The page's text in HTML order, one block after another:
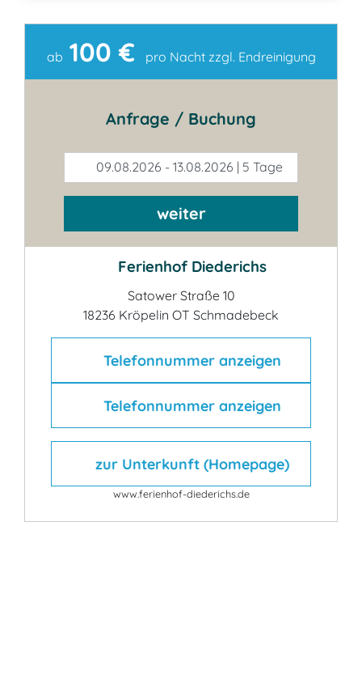
Kontakt
ab 100 € pro Nacht zzgl. Endreinigung
Anfrage / Buchung
09.08.2026 - 13.08.2026 | 5 Tage
weiter
Ferienhof Diederichs
Satower Straße 10
18236 Kröpelin OT Schmadebeck
Telefonnummer anzeigen
Telefonnummer anzeigen
zur Unterkunft (Homepage)
www.ferienhof-diederichs.de